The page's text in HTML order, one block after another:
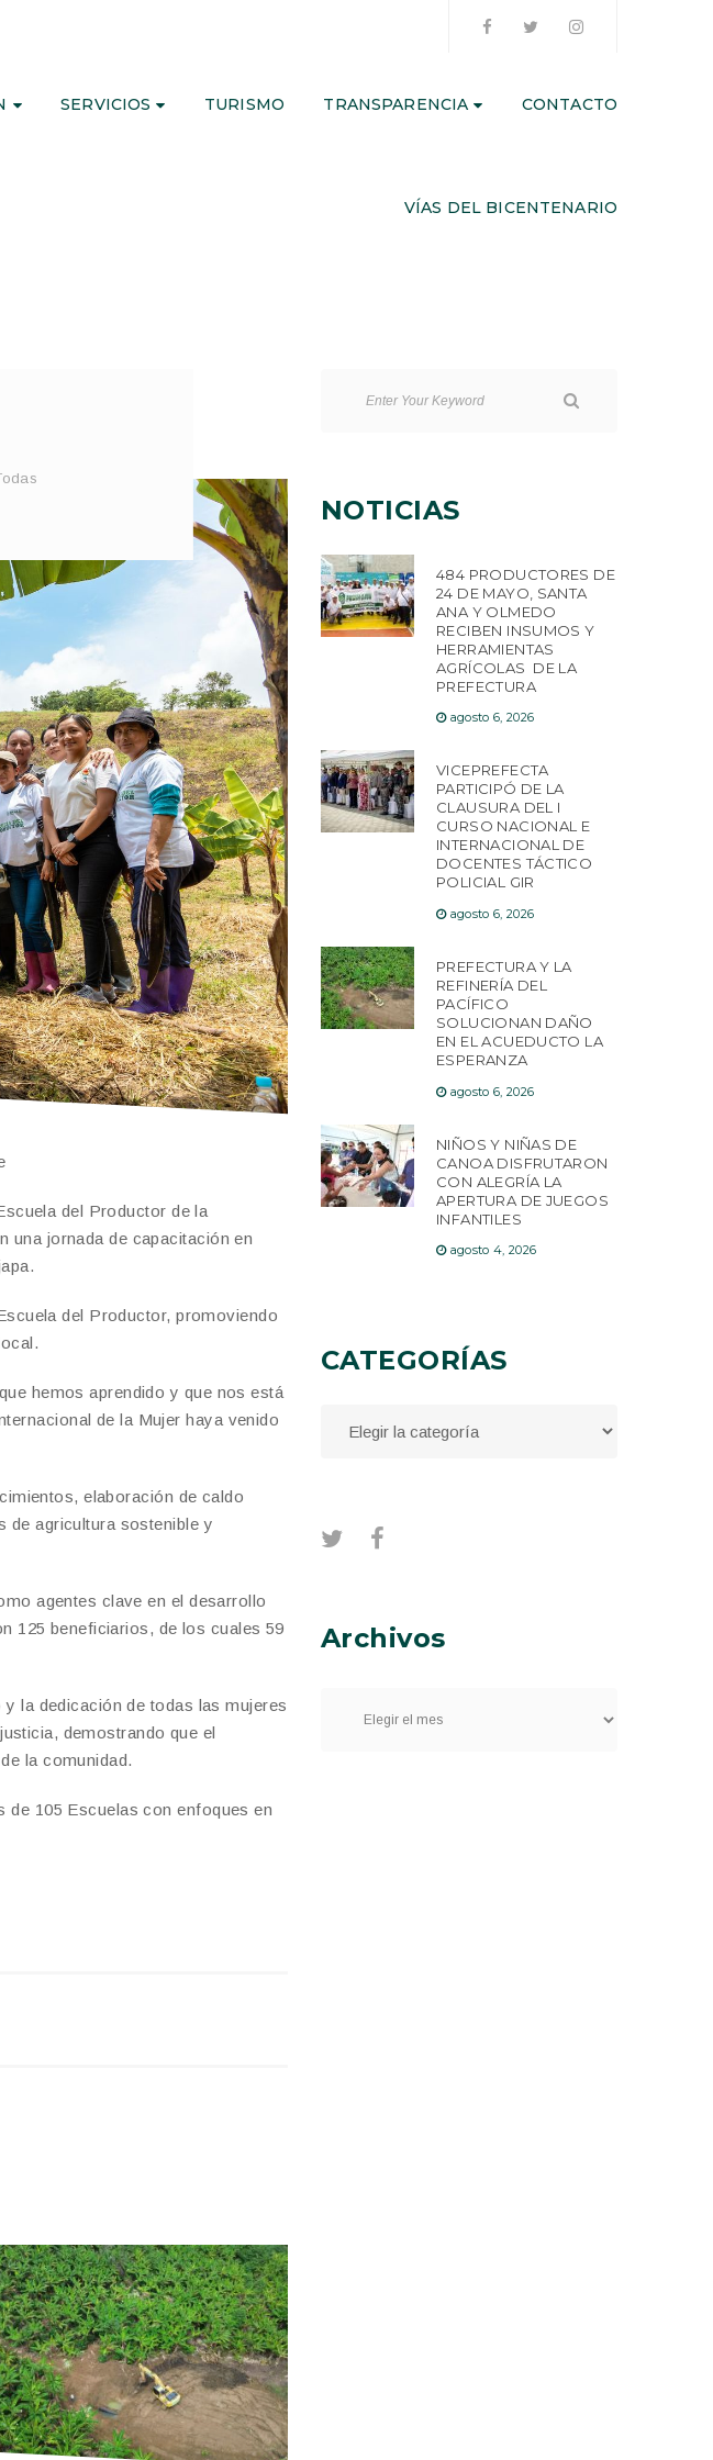
SERVICIOS TURISMO TRANSPARENCIA CONTACTO
VÍAS DEL BICENTENARIO
del Productor de la
una jornada de capacitación en
del Productor, promoviendo
hemos aprendido y que nos está
de la Mujer haya venido
elaboración de caldo
de agricultura sostenible y
agentes clave en el desarrollo
125 beneficiarios, de los cuales 59
la dedicación de todas las mujeres
demostrando que el
la comunidad.
de 105 Escuelas con enfoques en
NOTICIAS
484 PRODUCTORES DE
24 DE MAYO, SANTA
ANA Y OLMEDO
RECIBEN INSUMOS Y
HERRAMIENTAS
AGRÍCOLAS DE LA
PREFECTURA
agosto 6, 2026
VICEPREFECTA
PARTICIPÓ DE LA
CLAUSURA DEL I
CURSO NACIONAL E
INTERNACIONAL DE
DOCENTES TÁCTICO
POLICIAL GIR
agosto 6, 2026
PREFECTURA Y LA
REFINERÍA DEL
PACÍFICO
SOLUCIONAN DAÑO
EN EL ACUEDUCTO LA
ESPERANZA
agosto 6, 2026
NIÑOS Y NIÑAS DE
CANOA DISFRUTARON
CON ALEGRÍA LA
APERTURA DE JUEGOS
INFANTILES
agosto 4, 2026
CATEGORÍAS
Archivos